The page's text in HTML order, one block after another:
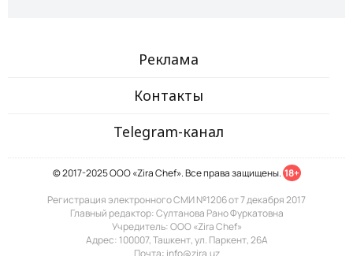
Реклама
Контакты
Telegram-канал
© 2017-2025 ООО «Zira Chef». Все права защищены. 18+
Регистрация электронного СМИ №1206 от 7 декабря 2017
Главный редактор: Султанова Рано Фуркатовна
Учредитель: ООО «Zira Chef»
Адрес: 100007, Ташкент, ул. Паркент, 26А
Почта: info@zira.uz